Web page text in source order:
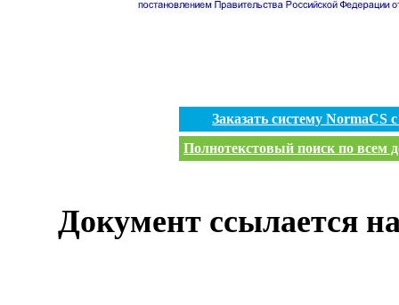
Заказать систему
Полнотекстовый поиск по всем
Документ ссылается